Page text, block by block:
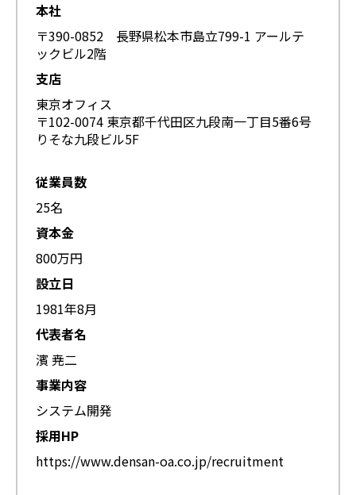
本社
〒390-0852 長野県松本市島立799-1 アールテ
ックビル2階
支店
東京オフィス
〒102-0074 東京都千代田区九段南一丁目5番6号
りそな九段ビル5F
従業員数
25名
資本金
800万円
設立日
1981年8月
代表者名
濱 尭二
事業内容
システム開発
採用HP
https://www.densan-oa.co.jp/recruitment